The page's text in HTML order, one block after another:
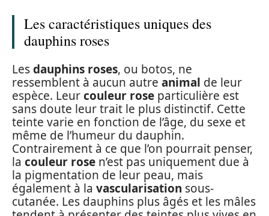
Les caractéristiques uniques des
dauphins roses
Lesdauphins roses, ou botos, ne
ressemblent à aucun autre animal de leur
espèce. Leurcouleur rose particulière est
sans doute leur trait le plus distinctif. Cette
teinte varie en fonction de l’âge, du sexe et
même de l’humeur du dauphin.
Contrairement à ce que l’on pourrait penser,
la couleur rose n’est pas uniquement due à
la pigmentation de leur peau, mais
également à la vascularisation sous-
cutanée. Les dauphins plus âgés et les mâles